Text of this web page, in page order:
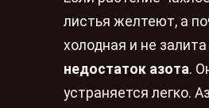
листья желтеют, а
холодная и не
недостаток азота.
устраняется легко.